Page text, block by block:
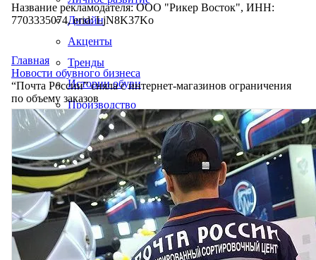
Дизайн
Акценты
Тренды
Истории обуви
Производство
Название рекламодателя: ООО "Рикер Восток", ИНН:
7703335074, erid: LjN8K37Ko
Главная
Новости обувного бизнеса
“Почта России” сняла с интернет-магазинов ограничения
по объему заказов